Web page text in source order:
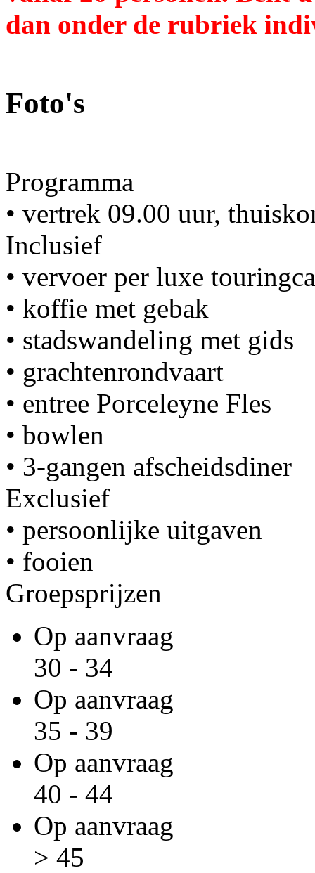
dan onder de rubriek
Foto's
Programma
• vertrek 09.00 uur,
Inclusief
• vervoer per luxe
• koffie met gebak
• stadswandeling met gids
• grachtenrondvaart
• entree Porceleyne Fles
• bowlen
• 3-gangen afscheidsdiner
Exclusief
• persoonlijke uitgaven
• fooien
Groepsprijzen
Op aanvraag
30 - 34
Op aanvraag
35 - 39
Op aanvraag
40 - 44
Op aanvraag
> 45